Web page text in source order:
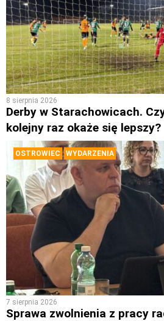
8 sierpnia 2026
Derby w Starachowicach.
kolejny raz okaże się lepszy?
OSTROWIEC WYDARZENIA
7 sierpnia 2026
Sprawa zwolnienia z pracy